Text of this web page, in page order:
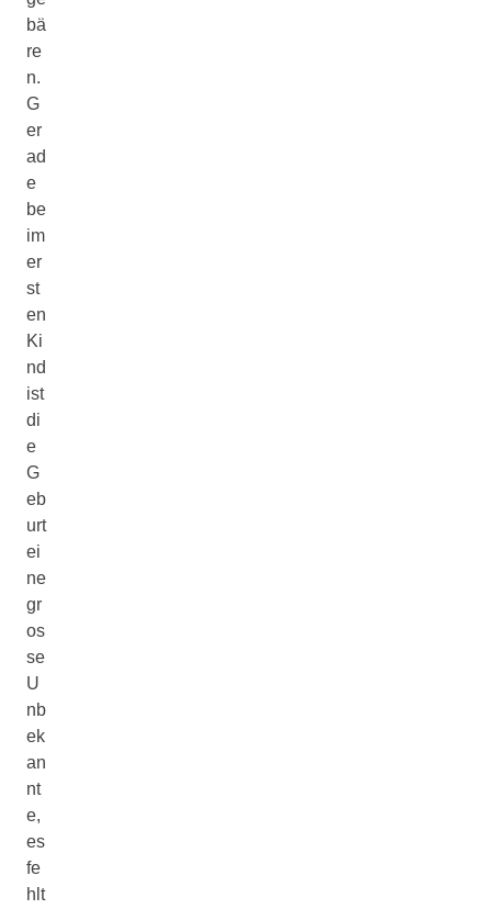
bä
re
n.
G
er
ad
e
be
im
er
st
en
Ki
nd
ist
di
e
G
eb
urt
ei
ne
gr
os
se
U
nb
ek
an
nt
e,
es
fe
hlt